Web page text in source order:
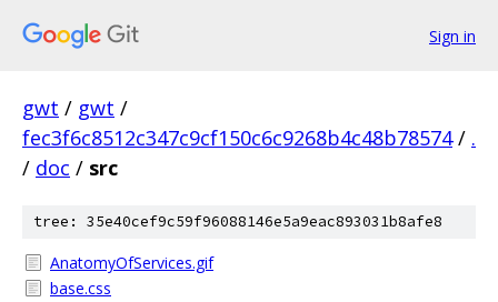
Sign in
gwt / gwt /
fec3f6c8512c347c9cf150c6c9268b4c48b78574 / .
/ doc / src
tree: 35e40cef9c59f96088146e5a9eac893031b8afe8
AnatomyOfServices.gif
base.css